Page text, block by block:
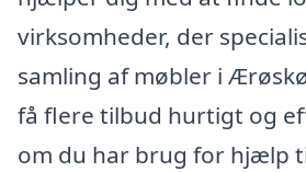
virksomheder, der
samling af møbler i
få flere tilbud hurtigt og
om du har brug for hjælp